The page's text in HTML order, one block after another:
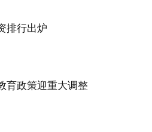
排行出炉
育政策迎重大调整